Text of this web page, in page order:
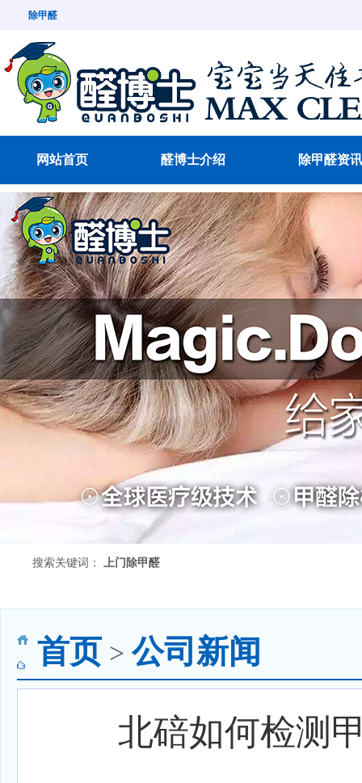
除甲醛
网站首页 醛博士介绍 除甲醛资讯
搜索关键词： 上门除甲醛
首页 >公司新闻
北碚如何检测